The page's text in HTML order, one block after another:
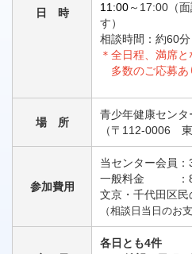
日 時
11:00～17:00（
す）
相談時間：約60分
＊全日程、満席と
多数のご応募あ
場 所
青少年健康セン
（〒112-0006
参加費用
当センター会員：
一般料金 ：
文京・千代田区
（相談日当日のお
各日とも4件